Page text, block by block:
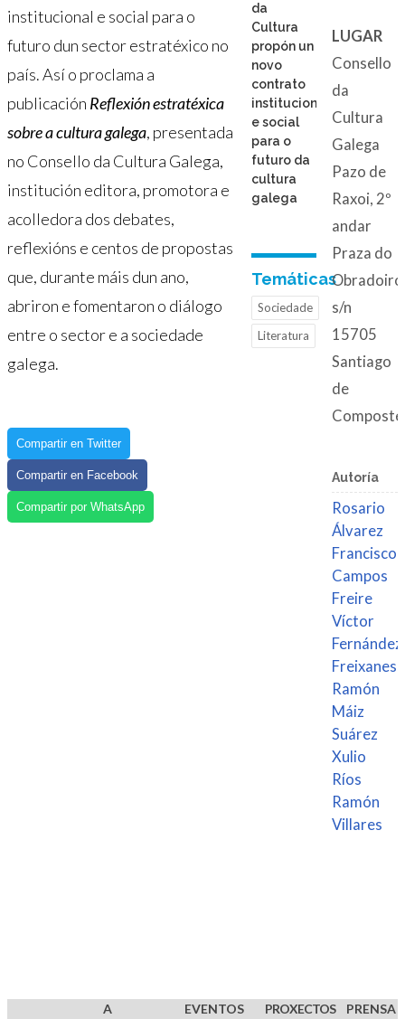
institucional e social para o
futuro dun sector estratéxico no
país. Así o proclama a
publicación Reflexión estratéxica
sobre a cultura galega, presentada
no Consello da Cultura Galega,
institución editora, promotora e
acolledora dos debates,
reflexións e centos de propostas
que, durante máis dun ano,
abriron e fomentaron o diálogo
entre o sector e a sociedade
galega.
Compartir en Twitter
Compartir en Facebook
Compartir por WhatsApp
da
Cultura
propón un
novo
contrato
institucional
e social
para o
futuro da
cultura
galega
Temáticas
Sociedade
Literatura
LUGAR
Consello
da
Cultura
Galega
Pazo de
Raxoi, 2º
andar
Praza do
s/n
15705
Santiago
de
Autoría
Rosario
Álvarez
Francisco
Campos
Freire
Víctor
Fernández
Freixanes
Ramón
Máiz
Suárez
Xulio
Ríos
Ramón
Villares
A
EVENTOS
PROXECTOS
PRENSA